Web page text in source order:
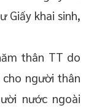
Giấy khai sinh,
thân TT do
người thân
nước ngoài